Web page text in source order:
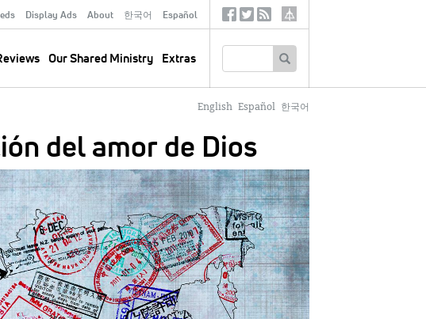
Display Ads About 한국어 Español
Our Shared Ministry Extras
SocialTertiary
English Español 한국어
del amor de Dios